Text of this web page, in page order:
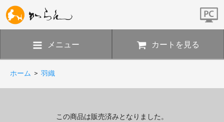
メニュー カートを見る
ホーム > 羽織
この商品は販売済みとなりました。